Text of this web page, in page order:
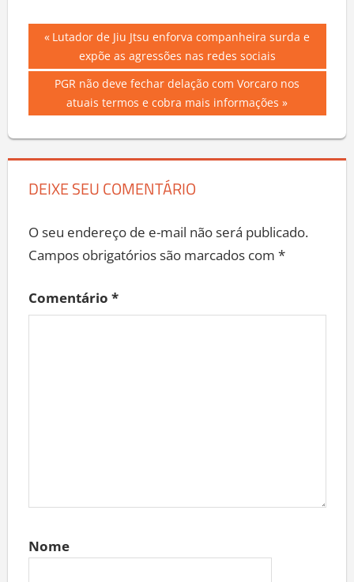
Navegação
de
Post
Previous
Lutador de Jiu Jtsu enforva companheira surda e
expõe as agressões nas redes sociais
Next
Post:
PGR não deve fechar delação com Vorcaro nos
atuais termos e cobra mais informações
DEIXE SEU COMENTÁRIO
O seu endereço de e-mail não será publicado.
Campos obrigatórios são marcados com *
Comentário *
Nome